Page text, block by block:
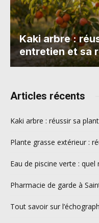
Kaki arbre :
entretien et sa
Articles récents
Kaki arbre : réussir sa
Plante grasse extérieur :
Eau de piscine verte :
Pharmacie de garde à
Tout savoir sur